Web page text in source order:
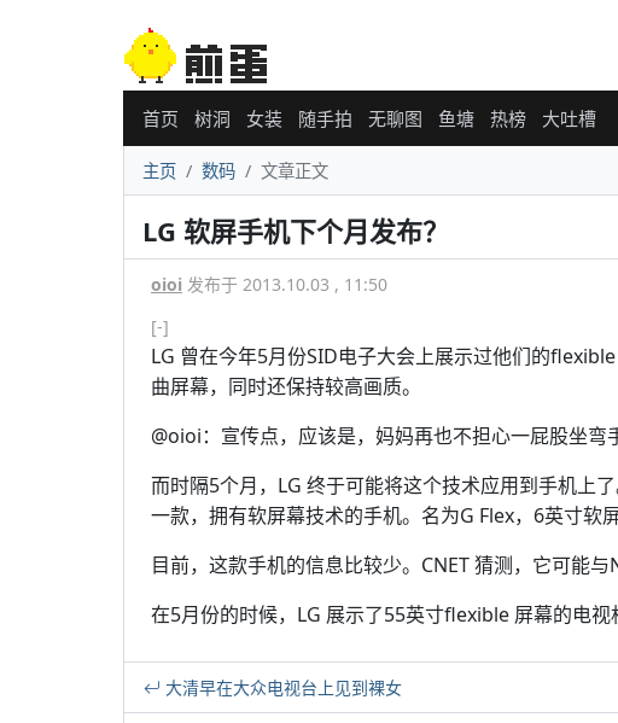
首页 树洞 女装 随手拍 无聊图 鱼塘 热榜 大吐槽
主页 数码 文章正文
LG 软屏手机下个月发布？
oioi 发布于 2013.10.03 , 11:50
[-]
LG 曾在今年5月份SID电子大会上展示过他们的
曲屏幕，同时还保持较高画质。
@oioi：宣传点，应该是，妈妈再也不担心一屁股坐弯
而时隔5个月，LG 终于可能将这个技术应用到手机上
一款，拥有软屏幕技术的手机。名为G Flex，6英寸软屏
目前，这款手机的信息比较少。CNET 猜测，它可能与
在5月份的时候，LG 展示了55英寸flexible 屏幕的电视
大清早在大众电视台上见到裸女